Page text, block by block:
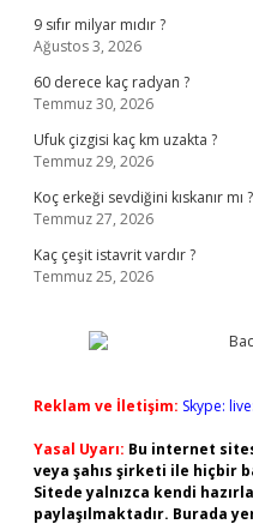
9 sıfır milyar mıdır ?
Ağustos 3, 2026
60 derece kaç radyan ?
Temmuz 30, 2026
Ufuk çizgisi kaç km uzakta ?
Temmuz 29, 2026
Koç erkeği sevdiğini kıskanır mı ?
Temmuz 27, 2026
Kaç çeşit istavrit vardır ?
Temmuz 25, 2026
Reklam ve İletişim: Skype:
Yasal Uyarı: Bu internet
veya şahıs şirketi ile hiçbir
Sitede yalnızca kendi
paylaşılmaktadır. Burada